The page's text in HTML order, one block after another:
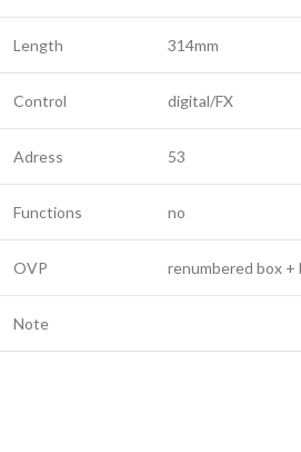
Length 314mm
Control digital/FX
Adress 53
Functions no
OVP renumbered box +
Note